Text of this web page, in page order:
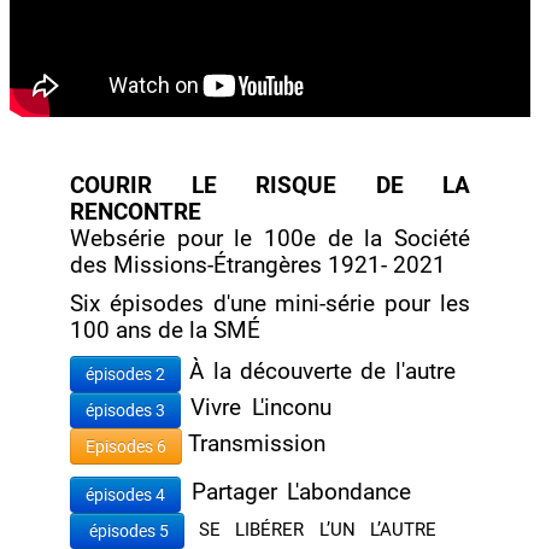
COURIR LE RISQUE DE LA
RENCONTRE
Websérie pour le 100e de la Société
des Missions-Étrangères 1921- 2021
Six épisodes d'une mini-série pour les
100 ans de la SMÉ
épisodes 2 À la découverte de l'autre
épisodes 3 Vivre L'inconu
Episodes 6 Transmission
épisodes 4 Partager L'abondance
épisodes 5 SE LIBÉRER L’UN L’AUTRE